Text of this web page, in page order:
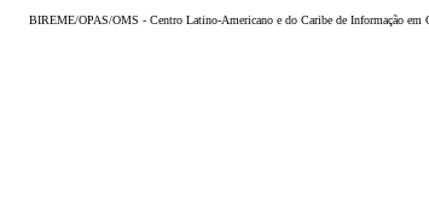
BIREME/OPAS/OMS - Centro Latino-Americano e do Caribe de Informação em